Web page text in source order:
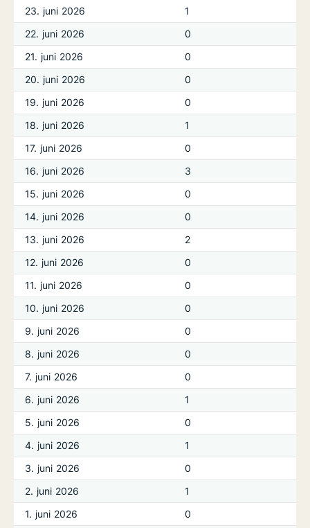
23. juni 2026
1
22. juni 2026
0
21. juni 2026
0
20. juni 2026
0
19. juni 2026
0
18. juni 2026
1
17. juni 2026
0
16. juni 2026
3
15. juni 2026
0
14. juni 2026
0
13. juni 2026
2
12. juni 2026
0
11. juni 2026
0
10. juni 2026
0
9. juni 2026
0
8. juni 2026
0
7. juni 2026
0
6. juni 2026
1
5. juni 2026
0
4. juni 2026
1
3. juni 2026
0
2. juni 2026
1
1. juni 2026
0